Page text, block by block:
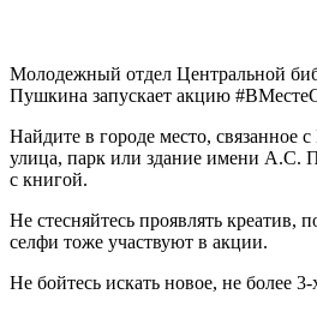
Молодежный отдел Центральной
Пушкина запускает акцию
Найдите в городе место,
улица, парк или здание имени А.С.
с книгой.
Не стесняйтесь проявлять креатив,
селфи тоже участвуют в акции.
Не бойтесь искать новое, не более